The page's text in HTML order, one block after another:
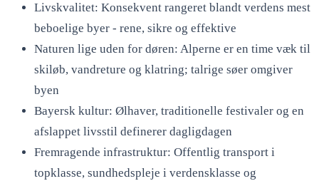
Livskvalitet: Konsekvent rangeret blandt verdens mest
beboelige byer - rene, sikre og effektive
Naturen lige uden for døren: Alperne er en time væk til
skiløb, vandreture og klatring; talrige søer omgiver
byen
Bayersk kultur: Ølhaver, traditionelle festivaler og en
afslappet livsstil definerer dagligdagen
Fremragende infrastruktur: Offentlig transport i
topklasse, sundhedspleje i verdensklasse og